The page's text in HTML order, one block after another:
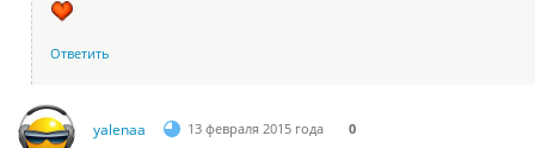
Ответить
yalenaa 13 февраля 2015 года 0